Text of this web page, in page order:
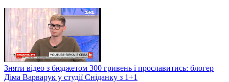
Зняти відео з бюджетом 300 гривень і прославитись: блогер
Діма Варварук у студії Сніданку з 1+1